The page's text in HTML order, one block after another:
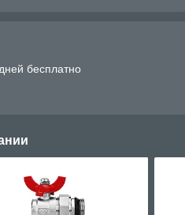
бесплатно